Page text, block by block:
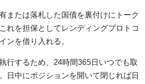
または落札した国債を裏付けにトーク
れを担保としてレンディングプロトコ
ンを借り入れる。
行するため、24時間365日いつでも取
日中にポジションを開いて閉じれば日